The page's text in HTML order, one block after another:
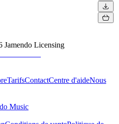
Jamendo Licensing
TarifsContactCentre d'aideNous
Music